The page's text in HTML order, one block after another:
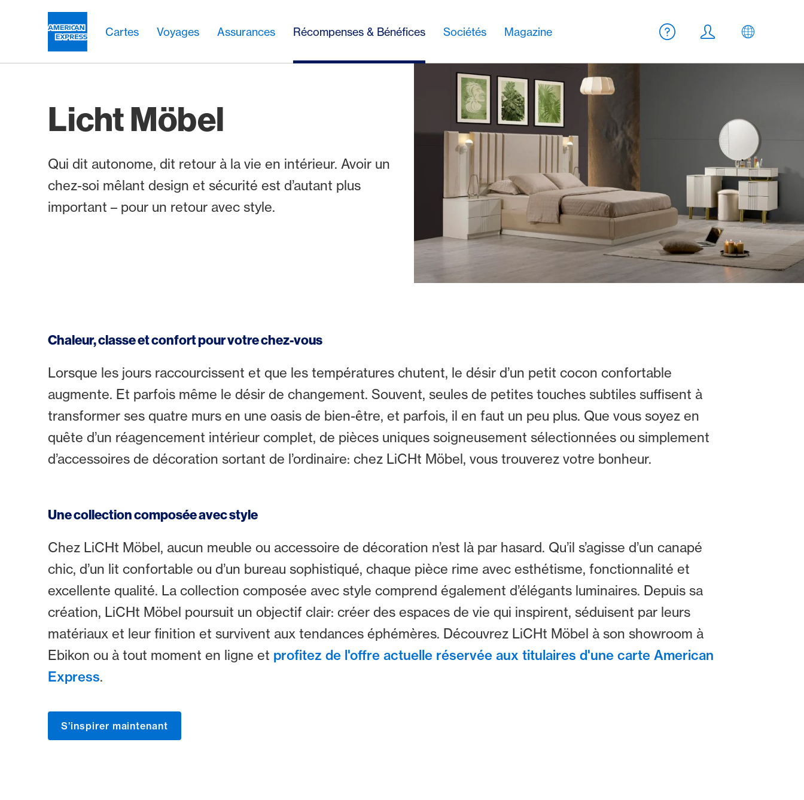
Cartes Voyages Assurances Récompenses & Bénéfices Sociétés Magazine
Meta Navigation
Aide
Login FR
Licht Möbel
Qui dit autonome, dit retour à la vie en intérieur. Avoir un
chez-soi mêlant design et sécurité est d’autant plus
important – pour un retour avec style.
Chaleur, classe et confort pour votre chez-vous
Lorsque les jours raccourcissent et que les températures chutent, le désir d’un petit cocon confortable
augmente. Et parfois même le désir de changement. Souvent, seules de petites touches subtiles suffisent à
transformer ses quatre murs en une oasis de bien-être, et parfois, il en faut un peu plus. Que vous soyez en
quête d’un réagencement intérieur complet, de pièces uniques soigneusement sélectionnées ou simplement
d’accessoires de décoration sortant de l’ordinaire: chez LiCHt Möbel, vous trouverez votre bonheur.
Une collection composée avec style
Chez LiCHt Möbel, aucun meuble ou accessoire de décoration n’est là par hasard. Qu’il s’agisse d’un canapé
chic, d’un lit confortable ou d’un bureau sophistiqué, chaque pièce rime avec esthétisme, fonctionnalité et
excellente qualité. La collection composée avec style comprend également d’élégants luminaires. Depuis sa
création, LiCHt Möbel poursuit un objectif clair: créer des espaces de vie qui inspirent, séduisent par leurs
matériaux et leur finition et survivent aux tendances éphémères. Découvrez LiCHt Möbel à son showroom à
Ebikon ou à tout moment en ligne et profitez de l'offre actuelle réservée aux titulaires d'une carte American
Express.
S’inspirer maintenant